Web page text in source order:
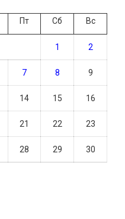
Пт Сб Вс
1 2
7 8 9
14 15 16
21 22 23
28 29 30